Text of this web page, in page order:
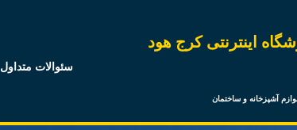
اینترنتی کرج هود
آشپزخانه و ساختمان
سئوالات متداول